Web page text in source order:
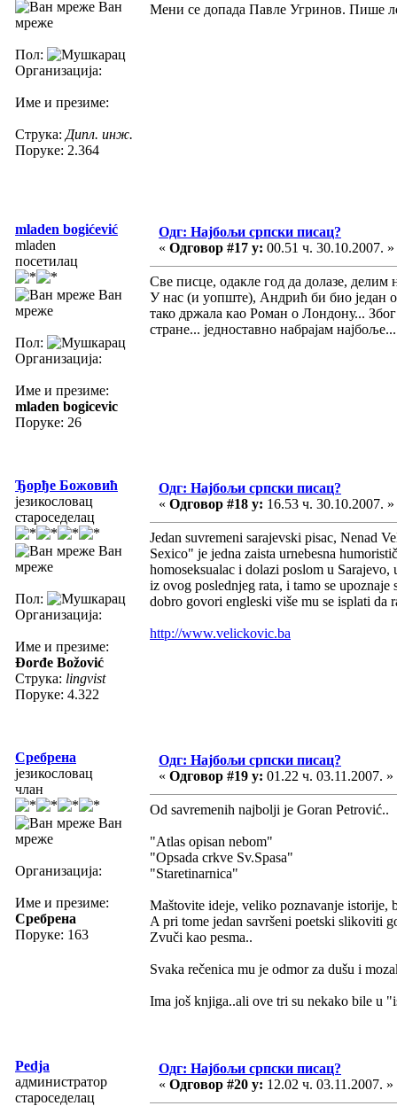
Ван
мреже
Пол:
Организација:
Име и презиме:
Струка: Дипл. инж.
Поруке: 2.364
Мени се допада Павле Угринов. Пише
mladen bogićević
mladen
посетилац
Ван
мреже
Пол:
Организација:
Име и презиме:
mladen bogicevic
Поруке: 26
Одг: Најбољи српски писац?
« Одговор #17 у: 00.51 ч. 30.10.2007. »
Све писце, одакле год да долазе, делим
У нас (и уопште), Андрић би био један
тако држала као Роман о Лондону...
стране... једноставно набрајам најбоље...
Ђорђе Божовић
језикословац
староседелац
Ван
мреже
Пол:
Организација:
Име и презиме:
Đorđe Božović
Струка: lingvist
Поруке: 4.322
Одг: Најбољи српски писац?
« Одговор #18 у: 16.53 ч. 30.10.2007. »
Jedan suvremeni sarajevski pisac, Nenad
Sexico" je jedna zaista urnebesna
homoseksualac i dolazi poslom u
iz ovog poslednjeg rata, i tamo se
dobro govori engleski više mu se isplati da
http://www.velickovic.ba
Сребрена
језикословац
члан
Ван
мреже
Организација:
Име и презиме:
Сребрена
Поруке: 163
Одг: Најбољи српски писац?
« Одговор #19 у: 01.22 ч. 03.11.2007. »
Od savremenih najbolji je Goran Petrović..
"Atlas opisan nebom"
"Opsada crkve Sv.Spasa"
"Staretinarnica"
Maštovite ideje, veliko poznavanje istorije,
A pri tome jedan savršeni poetski slikoviti
Zvuči kao pesma..
Svaka rečenica mu je odmor za dušu i
Ima još knjiga..ali ove tri su nekako bile u
Pedja
администратор
староседелац
Одг: Најбољи српски писац?
« Одговор #20 у: 12.02 ч. 03.11.2007. »